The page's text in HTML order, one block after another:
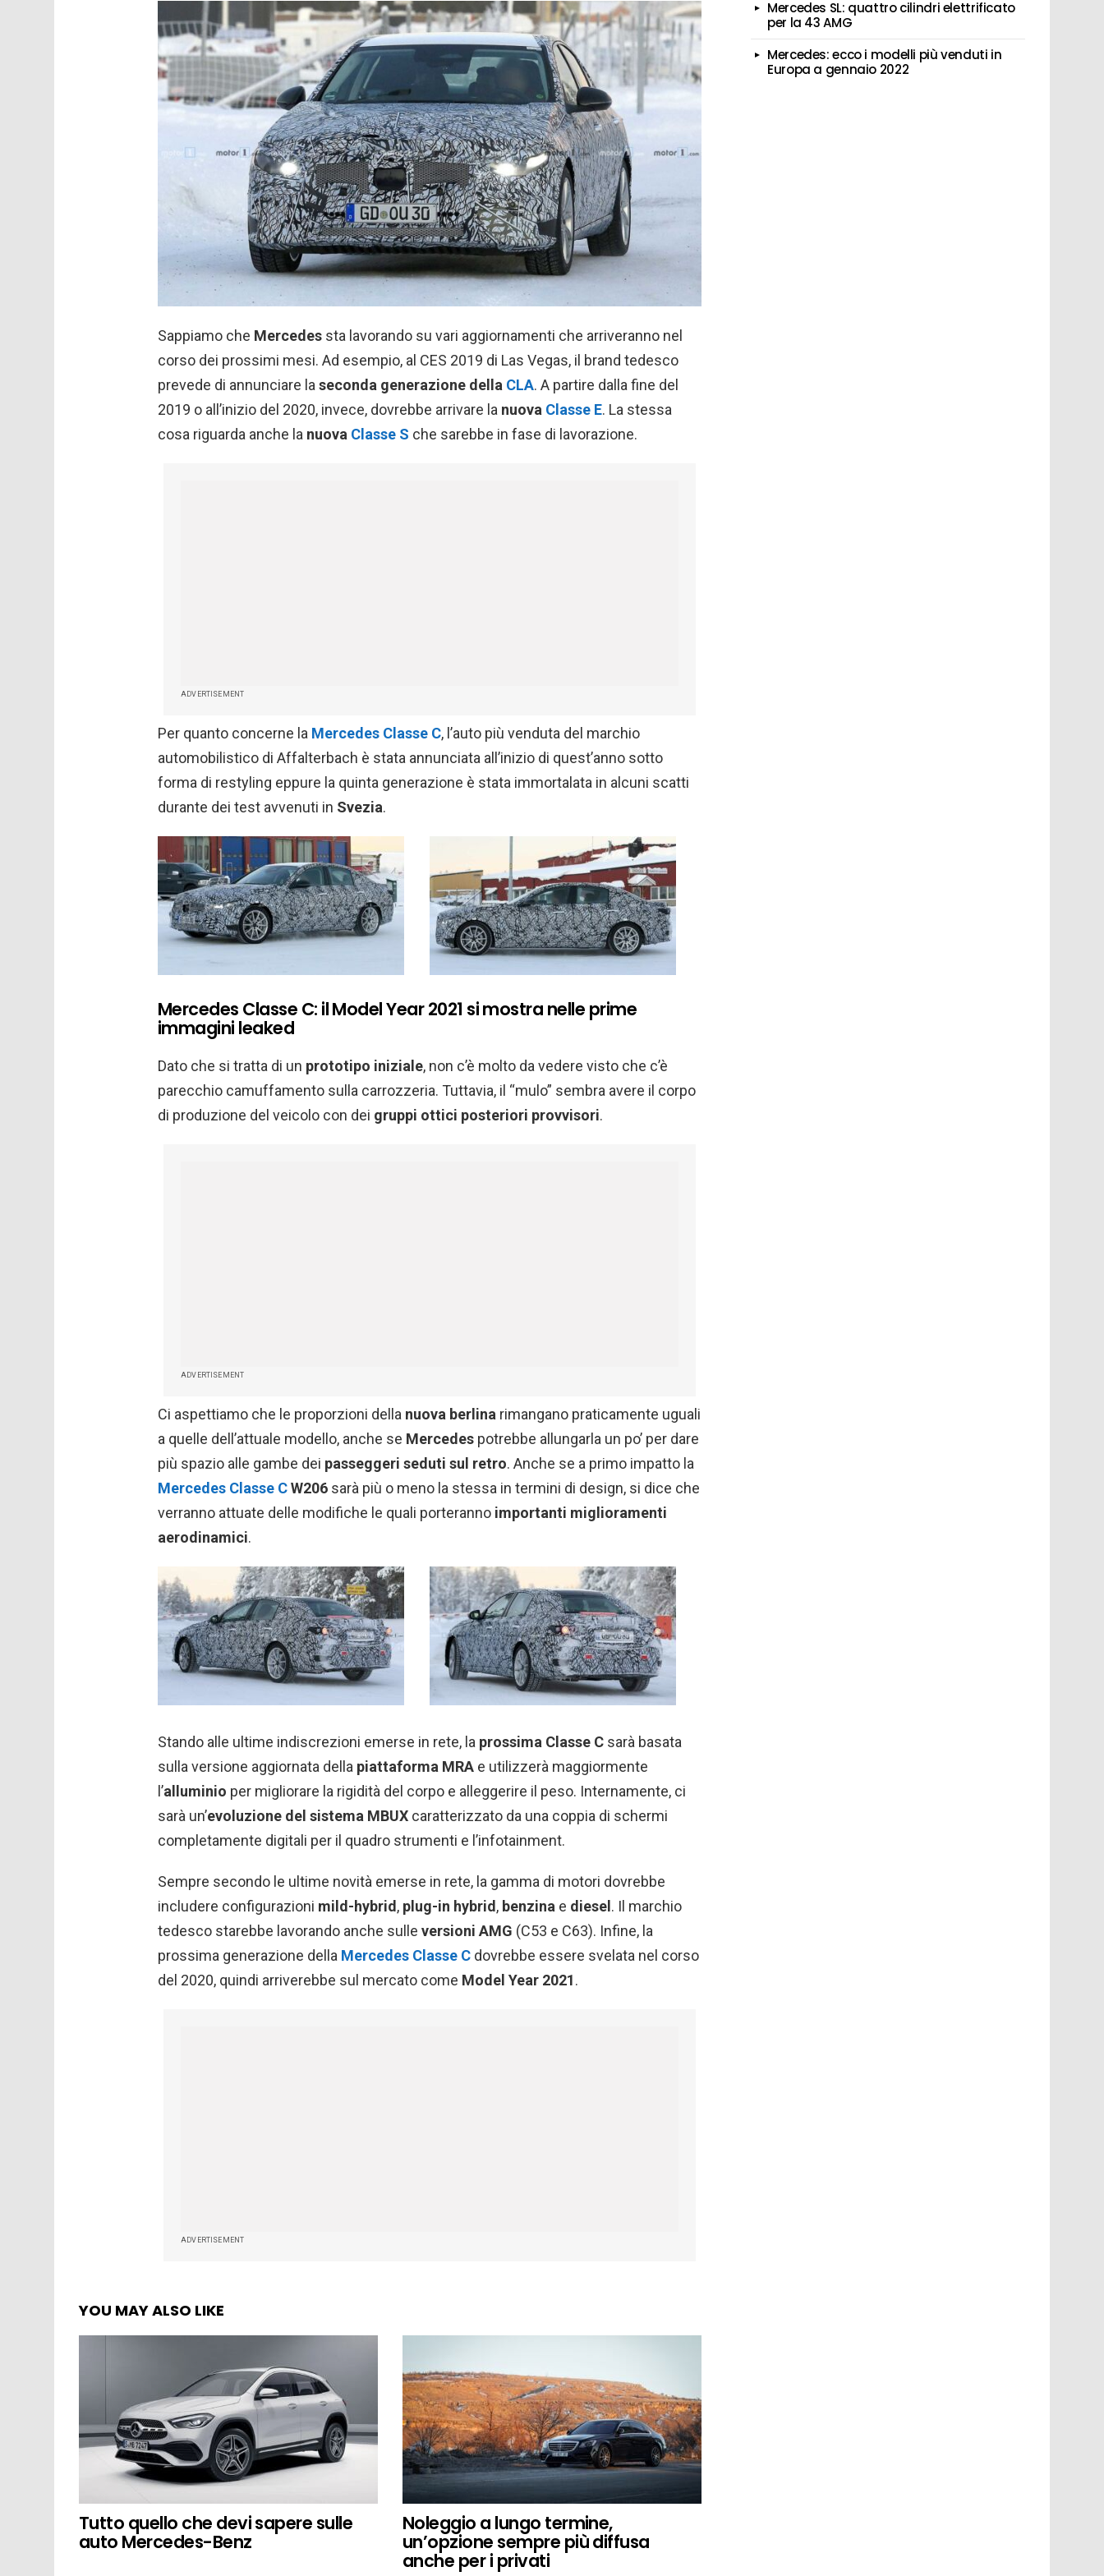
Sappiamo che Mercedes sta lavorando su vari aggiornamenti che arriveranno nel
corso dei prossimi mesi. Ad esempio, al CES 2019 di Las Vegas, il brand tedesco
prevede di annunciare laseconda generazione della CLA. A partire dalla fine del
2019 o all’inizio del 2020, invece, dovrebbe arrivare la nuova Classe E. La stessa
cosa riguarda anche la nuova Classe S che sarebbe in fase di lavorazione.
ADVERTISEMENT
Per quanto concerne la Mercedes Classe C, l’auto più venduta del marchio
automobilistico di Affalterbach è stata annunciata all’inizio di quest’anno sotto
forma di restyling eppure la quinta generazione è stata immortalata in alcuni scatti
durante dei test avvenuti in Svezia.
Mercedes Classe C: il Model Year 2021 si mostra nelle prime
immagini leaked
Dato che si tratta di un prototipo iniziale, non c’è molto da vedere visto che c’è
parecchio camuffamento sulla carrozzeria. Tuttavia, il “mulo” sembra avere il corpo
di produzione del veicolo con dei gruppi ottici posteriori provvisori.
ADVERTISEMENT
Ci aspettiamo che le proporzioni della nuova berlina rimangano praticamente uguali
a quelle dell’attuale modello, anche se Mercedes potrebbe allungarla un po’ per dare
più spazio alle gambe dei passeggeri seduti sul retro. Anche se a primo impatto la
Mercedes Classe CW206 sarà più o meno la stessa in termini di design, si dice che
verranno attuate delle modifiche le quali porteranno importanti miglioramenti
aerodinamici.
Stando alle ultime indiscrezioni emerse in rete, la prossima Classe C sarà basata
sulla versione aggiornata della piattaforma MRA e utilizzerà maggiormente
l’alluminio per migliorare la rigidità del corpo e alleggerire il peso. Internamente, ci
sarà un’evoluzione del sistema MBUX caratterizzato da una coppia di schermi
completamente digitali per il quadro strumenti e l’infotainment.
Sempre secondo le ultime novità emerse in rete, la gamma di motori dovrebbe
includere configurazioni mild-hybrid, plug-in hybrid, benzina e diesel . Il marchio
tedesco starebbe lavorando anche sulle versioni AMG (C53 e C63). Infine, la
prossima generazione della Mercedes Classe C dovrebbe essere svelata nel corso
del 2020, quindi arriverebbe sul mercato come Model Year 2021.
ADVERTISEMENT
YOU MAY ALSO LIKE
Tutto quello che devi sapere sulle
auto Mercedes-Benz
Noleggio a lungo termine,
un’opzione sempre più diffusa
anche per i privati
Mercedes SL: quattro cilindri elettrificato
per la 43 AMG
Mercedes: ecco i modelli più venduti in
Europa a gennaio 2022